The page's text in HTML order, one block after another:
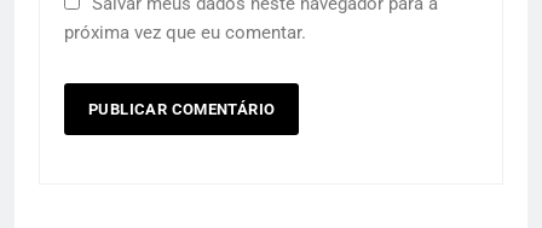
próxima vez que eu comentar.